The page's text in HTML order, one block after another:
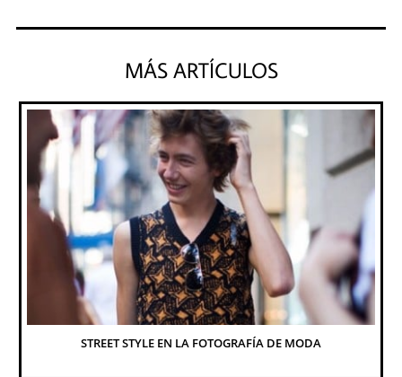
MÁS ARTÍCULOS
STREET STYLE EN LA FOTOGRAFÍA DE MODA